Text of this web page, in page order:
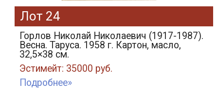
Лот 24
Горлов Николай Николаевич (1917-1987).
Весна. Таруса. 1958 г. Картон, масло,
32,5×38 см.
Эстимейт: 35000 руб.
Подробнее»